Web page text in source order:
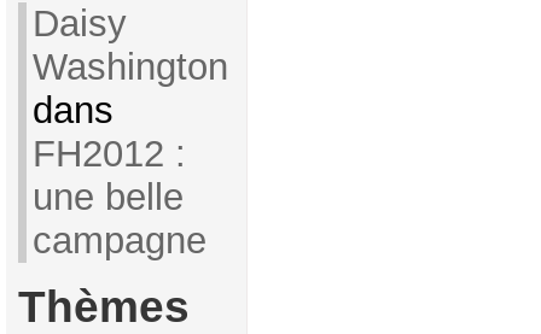
Daisy
Washington
dans
FH2012 :
une belle
campagne
Thèmes